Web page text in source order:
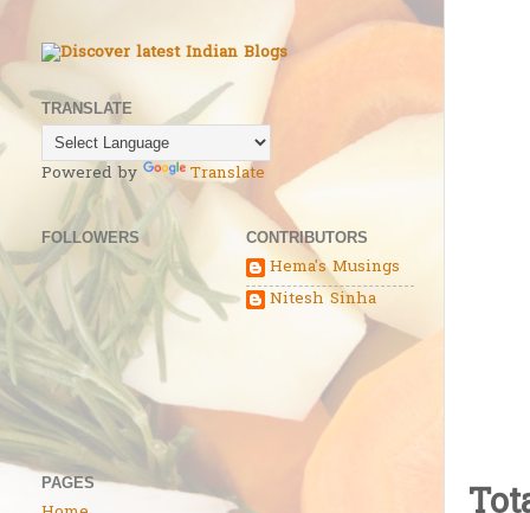
TRANSLATE
Powered by Translate
FOLLOWERS
PAGES
CONTRIBUTORS
Hema's Musings
Nitesh Sinha